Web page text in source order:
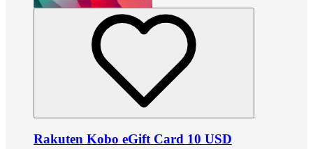
Rakuten Kobo eGift Card 10 USD